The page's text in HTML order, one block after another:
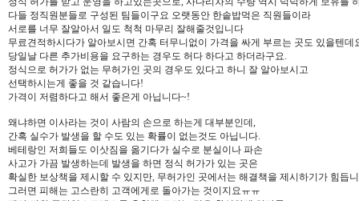
다들 정직원분들로 구성된 팀들이구요 오랫동안 한솥밥먹은 직원들이라
서로를 너무 잘알아서 일도 척척 마무리 잘해줄것입니다
무료견적하시다가 알아보시면 간혹 터무니없이 가격을 싸게 부르는 곳도 있을텐데
당일날 다른 추가비용을 요구하는 경우도 허다 하다고 하더라구요.
정식으로 허가가 없는 무허가인 곳의 경우도 있다고 하니 잘 알아보시고
선택하시는게 좋을 것 같습니다!
가격이 저렴하다고 해서 좋은게 아닙니다~!
왜냐하면 이사라는 것이 사람의 손으로 하는게 대부분인데,
간혹 실수가 발생을 할 수도 있는 확률이 없는것도 아닙니다.
베테랑인 저희들도 이삿짐을 옮기다가 실수로 분실이나 파손
사고가 가끔 발생하는데 발생을 하면 정식 허가가 있는 곳은
확실한 보상책을 제시할 수 있지만, 무허가인 곳에서는 해결책을 제시하기가 힘듭
그러면 피해는 고스란히 고객에게로 돌아가는 것이지요ㅠㅠ